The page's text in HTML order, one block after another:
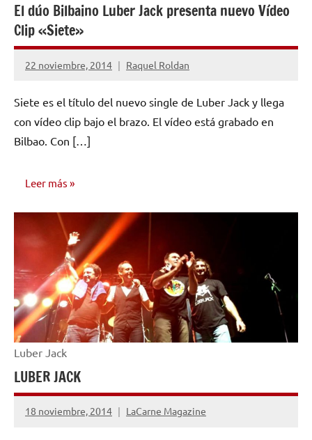
El dúo Bilbaino Luber Jack presenta nuevo Vídeo
Clip «Siete»
22 noviembre, 2014 Raquel Roldan
No
comentarios
Siete es el título del nuevo single de Luber Jack y llega
con vídeo clip bajo el brazo. El vídeo está grabado en
Bilbao. Con […]
Leer más
VIDEOS
MUSICALES
Luber Jack
LUBER JACK
18 noviembre, 2014 LaCarne Magazine
No